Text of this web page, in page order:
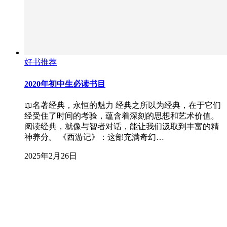
好书推荐
2020年初中生必读书目
📖名著经典，永恒的魅力 经典之所以为经典，在于它们
经受住了时间的考验，蕴含着深刻的思想和艺术价值。
阅读经典，就像与智者对话，能让我们汲取到丰富的精
神养分。 《西游记》：这部充满奇幻…
2025年2月26日